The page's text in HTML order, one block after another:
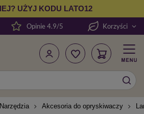
UŻYJ KODU LATO12
Opinie 4.9/5 Korzyści
Narzędzia Akcesoria do opryskiwaczy